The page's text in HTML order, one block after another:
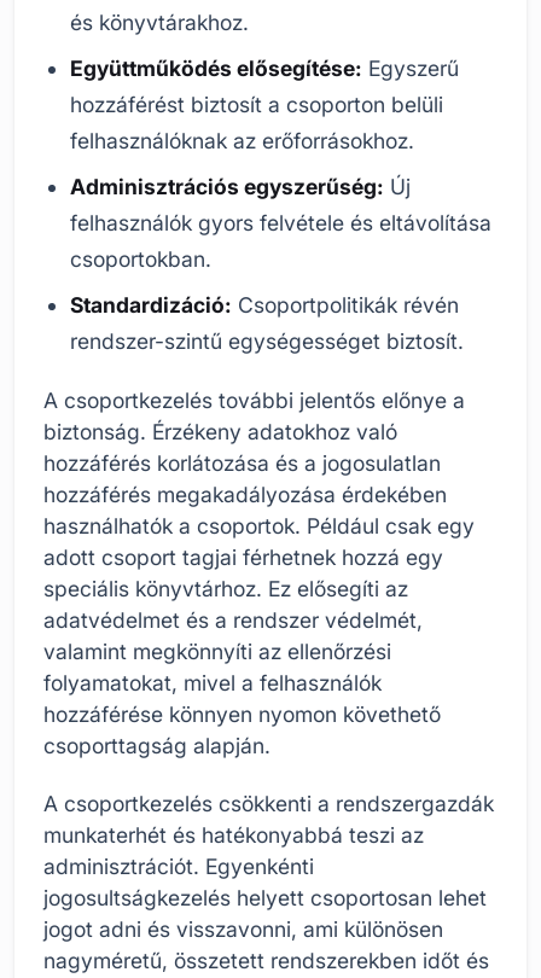
és könyvtárakhoz.
Együttműködés elősegítése: Egyszerű
hozzáférést biztosít a csoporton belüli
felhasználóknak az erőforrásokhoz.
Adminisztrációs egyszerűség: Új
felhasználók gyors felvétele és eltávolítása
csoportokban.
Standardizáció: Csoportpolitikák révén
rendszer-szintű egységességet biztosít.
A csoportkezelés további jelentős előnye a
biztonság. Érzékeny adatokhoz való
hozzáférés korlátozása és a jogosulatlan
hozzáférés megakadályozása érdekében
használhatók a csoportok. Például csak egy
adott csoport tagjai férhetnek hozzá egy
speciális könyvtárhoz. Ez elősegíti az
adatvédelmet és a rendszer védelmét,
valamint megkönnyíti az ellenőrzési
folyamatokat, mivel a felhasználók
hozzáférése könnyen nyomon követhető
csoporttagság alapján.
A csoportkezelés csökkenti a rendszergazdák
munkaterhét és hatékonyabbá teszi az
adminisztrációt. Egyenkénti
jogosultságkezelés helyett csoportosan lehet
jogot adni és visszavonni, ami különösen
nagyméretű, összetett rendszerekben időt és